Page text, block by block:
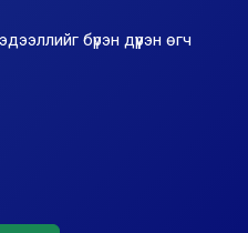
бүрэн дүүрэн өгч